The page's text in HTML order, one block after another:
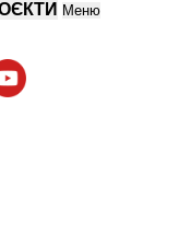
Меню